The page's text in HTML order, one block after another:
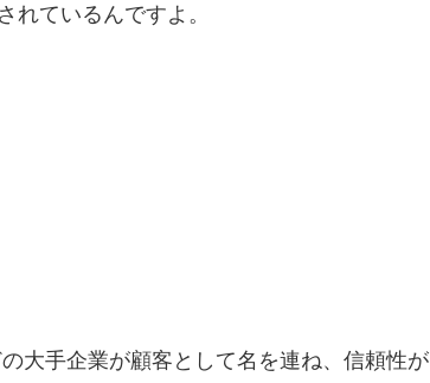
れているんですよ。
大手企業が顧客として名を連ね、信頼性が